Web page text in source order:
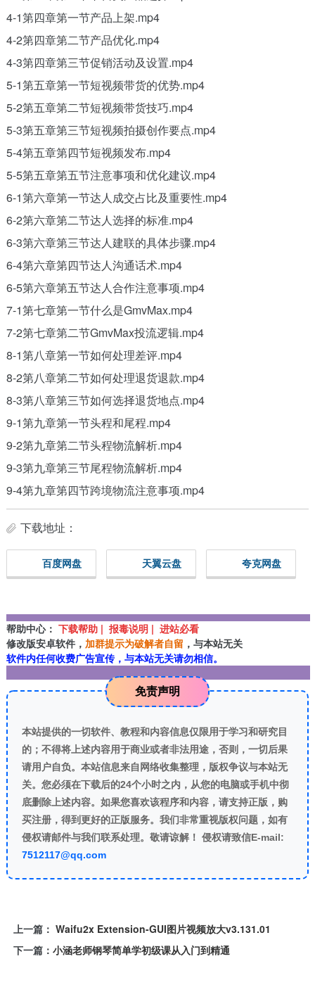
4-1第四章第一节产品上架.mp4
4-2第四章第二节产品优化.mp4
4-3第四章第三节促销活动及设置.mp4
5-1第五章第一节短视频带货的优势.mp4
5-2第五章第二节短视频带货技巧.mp4
5-3第五章第三节短视频拍摄创作要点.mp4
5-4第五章第四节短视频发布.mp4
5-5第五章第五节注意事项和优化建议.mp4
6-1第六章第一节达人成交占比及重要性.mp4
6-2第六章第二节达人选择的标准.mp4
6-3第六章第三节达人建联的具体步骤.mp4
6-4第六章第四节达人沟通话术.mp4
6-5第六章第五节达人合作注意事项.mp4
7-1第七章第一节什么是GmvMax.mp4
7-2第七章第二节GmvMax投流逻辑.mp4
8-1第八章第一节如何处理差评.mp4
8-2第八章第二节如何处理退货退款.mp4
8-3第八章第三节如何选择退货地点.mp4
9-1第九章第一节头程和尾程.mp4
9-2第九章第二节头程物流解析.mp4
9-3第九章第三节尾程物流解析.mp4
9-4第九章第四节跨境物流注意事项.mp4
下载地址：
百度网盘 天翼云盘 夸克网盘
帮助中心： 下载帮助 | 报毒说明 | 进站必看
修改版安卓软件， 加群提示为破解者自留 ，与本站无关
软件内任何收费广告宣传，与本站无关请勿相信。
免责声明
本站提供的一切软件、教程和内容信息仅限用于学习和研究目
的；不得将上述内容用于商业或者非法用途，否则，一切后果
请用户自负。本站信息来自网络收集整理，版权争议与本站无
关。您必须在下载后的24个小时之内，从您的电脑或手机中彻
底删除上述内容。如果您喜欢该程序和内容，请支持正版，购
买注册，得到更好的正版服务。我们非常重视版权问题，如有
侵权请邮件与我们联系处理。敬请谅解！ 侵权请致信E-mail:
7512117@qq.com
上一篇： Waifu2x Extension-GUI图片视频放大v3.131.01
下一篇： 小涵老师钢琴简单学初级课从入门到精通